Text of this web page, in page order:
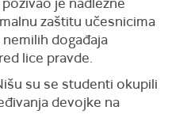
zaštitu učesnicima
događaja
lice pravde.
su se studenti okupili
devojke na